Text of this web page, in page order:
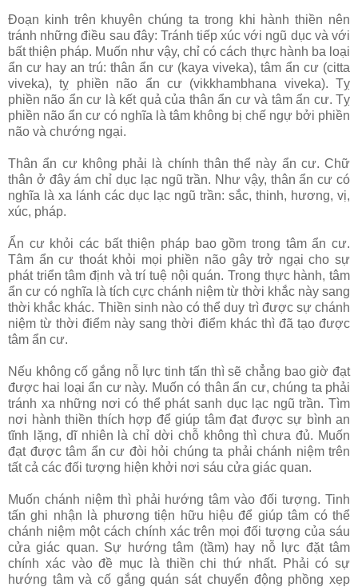
Ðoạn kinh trên khuyên chúng ta trong khi hành thiền nên
tránh những điều sau đây: Tránh tiếp xúc với ngũ dục và với
bất thiện pháp. Muốn như vậy, chỉ có cách thực hành ba loại
ẩn cư hay an trú: thân ẩn cư (kaya viveka), tâm ẩn cư (citta
viveka), tỵ phiền não ẩn cư (vikkhambhana viveka). Tỵ
phiền não ẩn cư là kết quả của thân ẩn cư và tâm ẩn cư. Tỵ
phiền não ẩn cư có nghĩa là tâm không bị chế ngự bởi phiền
não và chướng ngại.
Thân ẩn cư không phải là chính thân thể này ẩn cư. Chữ
thân ở đây ám chỉ dục lạc ngũ trần. Như vậy, thân ẩn cư có
nghĩa là xa lánh các dục lạc ngũ trần: sắc, thinh, hương, vị,
xúc, pháp.
Ẩn cư khỏi các bất thiện pháp bao gồm trong tâm ẩn cư.
Tâm ẩn cư thoát khỏi mọi phiền não gây trở ngại cho sự
phát triển tâm định và trí tuệ nội quán. Trong thực hành, tâm
ẩn cư có nghĩa là tích cực chánh niệm từ thời khắc này sang
thời khắc khác. Thiền sinh nào có thể duy trì được sự chánh
niệm từ thời điểm này sang thời điểm khác thì đã tạo được
tâm ẩn cư.
Nếu không cố gắng nỗ lực tinh tấn thì sẽ chẳng bao giờ đạt
được hai loại ẩn cư này. Muốn có thân ẩn cư, chúng ta phải
tránh xa những nơi có thể phát sanh dục lạc ngũ trần. Tìm
nơi hành thiền thích hợp để giúp tâm đạt được sự bình an
tĩnh lặng, dĩ nhiên là chỉ dời chỗ không thì chưa đủ. Muốn
đạt được tâm ẩn cư đòi hỏi chúng ta phải chánh niệm trên
tất cả các đối tượng hiện khởi nơi sáu cửa giác quan.
Muốn chánh niệm thì phải hướng tâm vào đối tượng. Tinh
tấn ghi nhận là phương tiện hữu hiệu để giúp tâm có thể
chánh niệm một cách chính xác trên mọi đối tượng của sáu
cửa giác quan. Sự hướng tâm (tầm) hay nỗ lực đặt tâm
chính xác vào đề mục là thiền chi thứ nhất. Phải có sự
hướng tâm và cố gắng quán sát chuyển động phồng xẹp